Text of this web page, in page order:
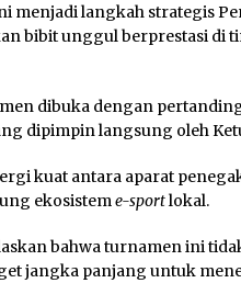
menjadi langkah strategis
bibit unggul berprestasi di
dibuka dengan
dipimpin langsung oleh
kuat antara aparat
ekosisteme-sportlokal.
bahwa turnamen ini
jangka panjang untuk